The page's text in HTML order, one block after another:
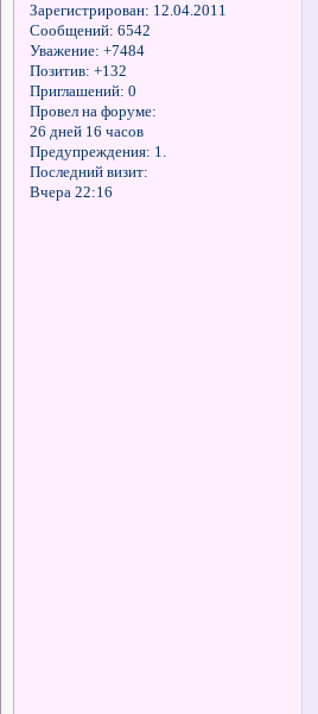
Зарегистрирован: 12.04.2011
Сообщений: 6542
Уважение: +7484
Позитив: +132
Приглашений: 0
Провел на форуме:
26 дней 16 часов
Предупреждения: 1.
Последний визит:
Вчера 22:16